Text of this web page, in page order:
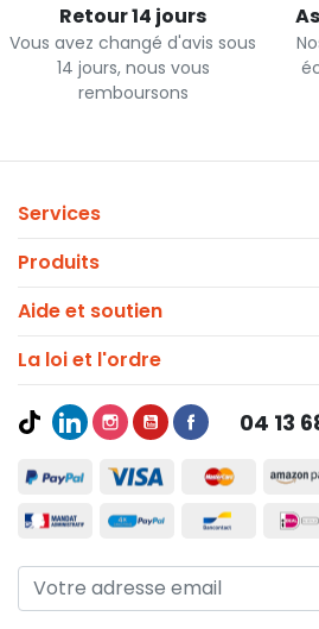
Retour 14 jours
Vous avez changé d'avis sous
14 jours, nous vous
remboursons
Services
Produits
Aide et soutien
La loi et l'ordre
04 13